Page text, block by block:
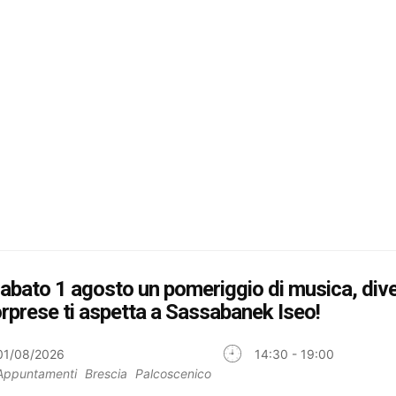
1 agosto un pomeriggio di musica,
ti aspetta a Sassabanek Iseo!
08/2026
14:30 - 19:00
Brescia Palcoscenico